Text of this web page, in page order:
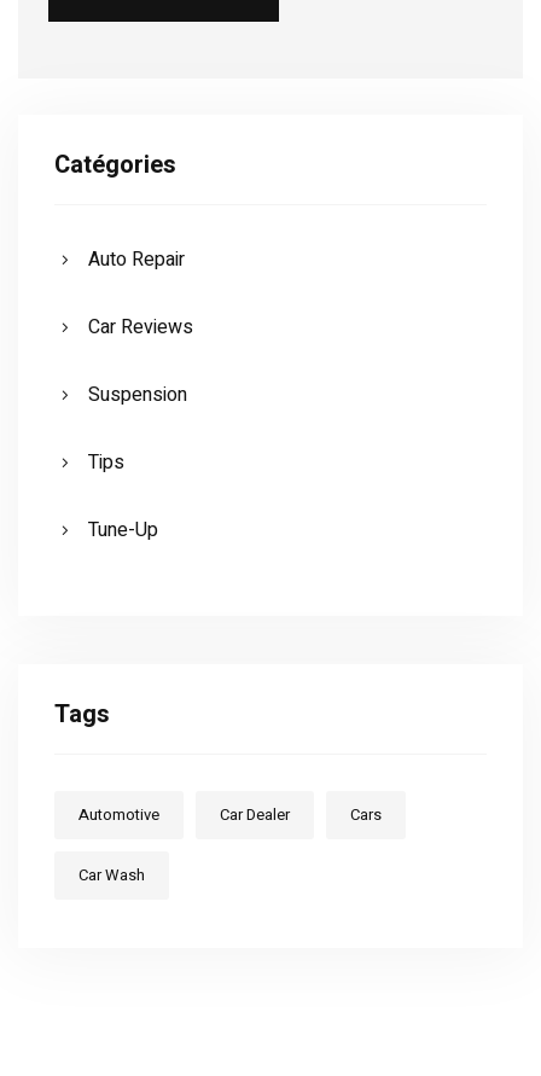
Catégories
Auto Repair
Car Reviews
Suspension
Tips
Tune-Up
Tags
Automotive Car Dealer Cars
Car Wash